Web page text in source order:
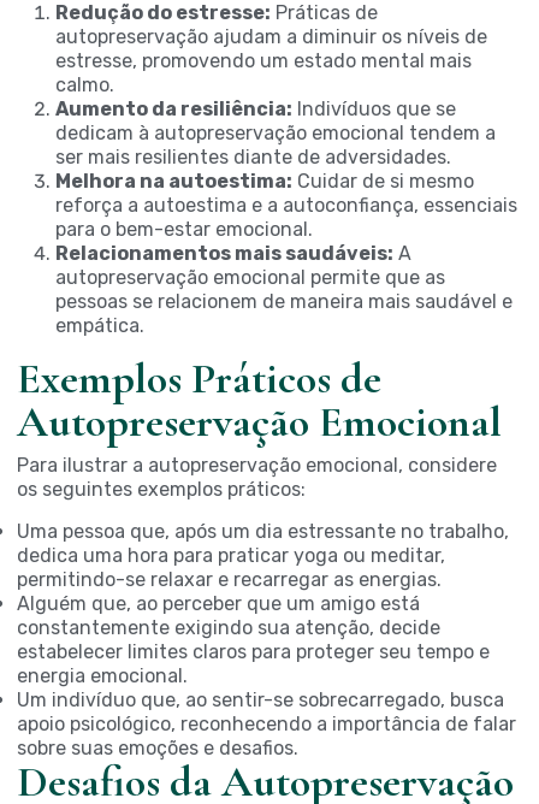
Redução do estresse: Práticas de
autopreservação ajudam a diminuir os níveis de
estresse, promovendo um estado mental mais
calmo.
Aumento da resiliência: Indivíduos que se
dedicam à autopreservação emocional tendem a
ser mais resilientes diante de adversidades.
Melhora na autoestima: Cuidar de si mesmo
reforça a autoestima e a autoconfiança, essenciais
para o bem-estar emocional.
Relacionamentos mais saudáveis: A
autopreservação emocional permite que as
pessoas se relacionem de maneira mais saudável e
empática.
Exemplos Práticos de
Autopreservação Emocional
Para ilustrar a autopreservação emocional, considere
os seguintes exemplos práticos:
Uma pessoa que, após um dia estressante no trabalho,
dedica uma hora para praticar yoga ou meditar,
permitindo-se relaxar e recarregar as energias.
Alguém que, ao perceber que um amigo está
constantemente exigindo sua atenção, decide
estabelecer limites claros para proteger seu tempo e
energia emocional.
Um indivíduo que, ao sentir-se sobrecarregado, busca
apoio psicológico, reconhecendo a importância de falar
sobre suas emoções e desafios.
Desafios da Autopreservação